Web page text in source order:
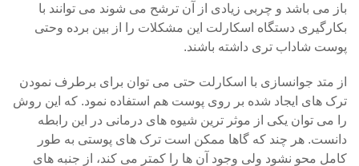
باز می باشد و چربی زیادی از آن ترشح می شوند می توانند با
بکارگیری دستگاه اسکارلت این مشکلات را از بین برده وحتی
پوست شاداب تری داشته باشند.
از متد جوانسازی با اسکارلت حتی می توان برای برطرف نمودن
ترک های ایجاد شده بر روی پوست هم استفاده نمود. که این روش
را می توان یکی از موثر ترین شیوه های درمانی در این رابطه
دانست. هر چند که گاها ممکن است ترک های پوستی به طور
کامل محو نشود ولی وجود آن ها را کمتر می کند، از جنبه های